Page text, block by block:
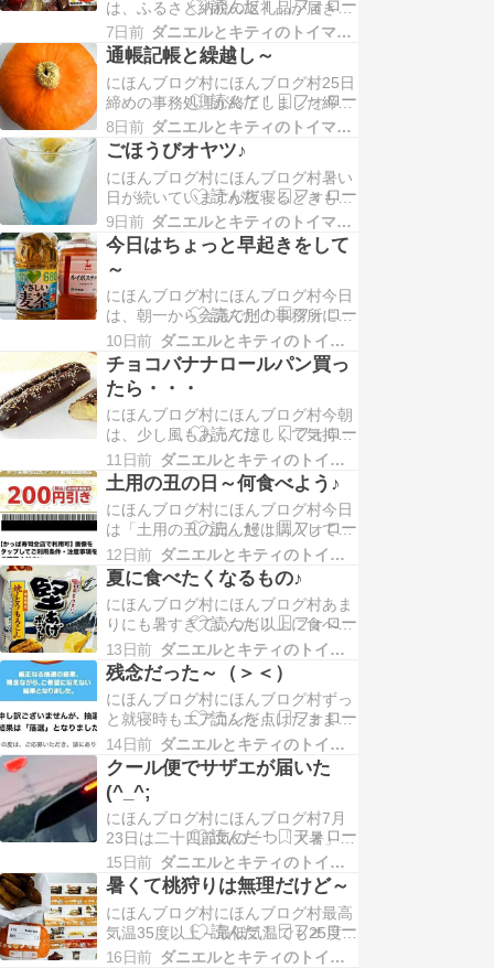
は、ふるさと納税の返礼品が届きま
した。トマトの中で一番好きな品種
「プチぷよトマト」です。プチぷよ
トマトは、皮が非常に薄くて柔らか
くぷよぷよとした独特の弾力食感を
持つ...
7日前 ダニエルとキティのトイマンブログ
通帳記帳と繰越し～
にほんブログ村にほんブログ村25日
締めの事務処理が終了しました締め
切り日から3日程度で書類が揃うよ
うになりました。大変良い傾向で助
かります。各拠点の売上げ締め日
は、10日と25日なのですが会社とし
ての月次...
8日前 ダニエルとキティのトイマンブログ
ごほうびオヤツ♪
にほんブログ村にほんブログ村暑い
日が続いていますが夜寝るときもリ
ビングのエアコンは点けたままで私
はワン達と続き間になっている隣の
部屋で扉を開けて寝ていますエアコ
ンは2部屋が充分冷えるサイズの
「霧ヶ峰...
9日前 ダニエルとキティのトイマンブログ
今日はちょっと早起きをして
～
にほんブログ村にほんブログ村今日
は、朝一から会議で別の事務所に行
くようなのでいつもより早く起床25
度程度だと涼しく感じますね1日そ
れほど気温も上昇せず暑さを感じず
過ごせました。途中、コンビニLの
無料ク...
10日前 ダニエルとキティのトイマンブログ
チョコバナナロールパン買っ
たら・・・
にほんブログ村にほんブログ村今朝
は、少し風もあって涼しくて気持ち
よくお散歩が出来ました通勤途中～
コンビニLに寄りました21日から発
売されていた「チョコバナナロー
ル」買いました。コッペパンにバナ
ナ風味の...
11日前 ダニエルとキティのトイマンブログ
土用の丑の日～何食べよう♪
にほんブログ村にほんブログ村今日
は「土用の丑の日」鰻は購入して冷
凍室に入れてあったので冷蔵室にう
つして解凍し、夕食に食べることに
しました。けっこう大きめの長焼き
なので、2人で食べてちょうど良い
感じで...
12日前 ダニエルとキティのトイマンブログ
夏に食べたくなるもの♪
にほんブログ村にほんブログ村あま
りにも暑すぎていつも以上に食べた
いものが良く解らずにいますがちょ
っと塩分不足かなぁ～と思って、久
しぶりにポテチを購入ポテチは「堅
あげポテト」が好きなんです。「堅
あげ...
13日前 ダニエルとキティのトイマンブログ
残念だった～（＞＜）
にほんブログ村にほんブログ村ずっ
と就寝時もエアコンを点けたままに
していますが昨晩は寝苦しさも無
く、朝までぐっすりと眠れました今
朝は曇り空だったので、お散歩も暑
くなく数頭のワンちゃんとも遭遇
し、ドラ...
14日前 ダニエルとキティのトイマンブログ
クール便でサザエが届いた
(^_^;
にほんブログ村にほんブログ村7月
23日は二十四節気の一つ「大暑」暦
の上では1年で最も暑さが厳しくな
るころです。日の出と共にどんどん
気温は上昇し県内全ての観測地点で
午前中に36度を超えて最高気温は39
度とな...
15日前 ダニエルとキティのトイマンブログ
暑くて桃狩りは無理だけど～
にほんブログ村にほんブログ村最高
気温35度以上～最低気温でも25度以
上の日々朝のお散歩時には、裸足で
16日前 ダニエルとキティのトイマンブログ